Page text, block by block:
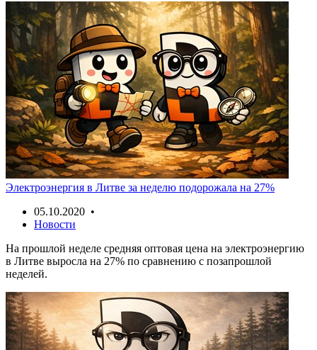
Электроэнергия в Литве за неделю подорожала на 27%
05.10.2020 •
Новости
На прошлой неделе средняя оптовая цена на электроэнергию
в Литве выросла на 27% по сравнению с позапрошлой
неделей.